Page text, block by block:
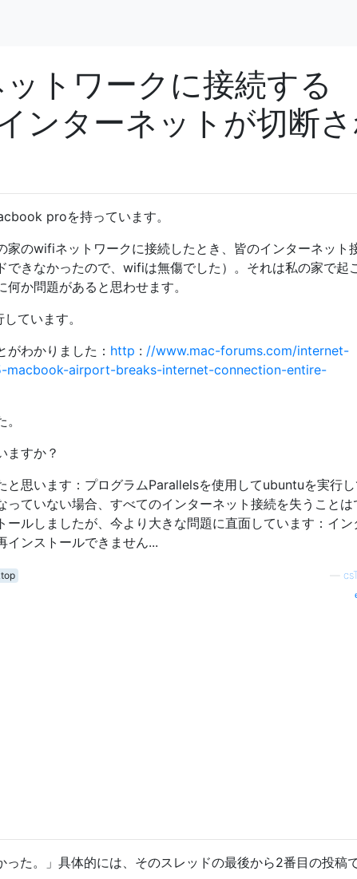
トワークに接続する
ンターネットが切断
proを持っています。
家のwifiネットワークに接続したとき、皆のインターネット
できなかったので、wifiは無傷でした）。それは私の家で起
か問題があると思わせます。
ています。
わかりました： http : //www.mac-forums.com/internet-
macbook-airport-breaks-internet-connection-entire-
ますか？
と思います：プログラムParallelsを使用してubuntuを実行し
ていない場合、すべてのインターネット接続を失うことは
ルしましたが、今より大きな問題に直面しています：イン
インストールできません...
った。」具体的には、そのスレッドの最後から2番目の投稿